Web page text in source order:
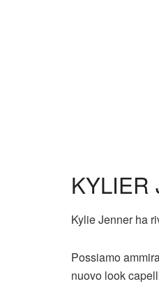
KYLIER
Kylie Jenner ha
Possiamo
nuovo look